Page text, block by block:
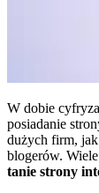
W dobie
posiadanie
dużych firm,
blogerów.
tanie strony